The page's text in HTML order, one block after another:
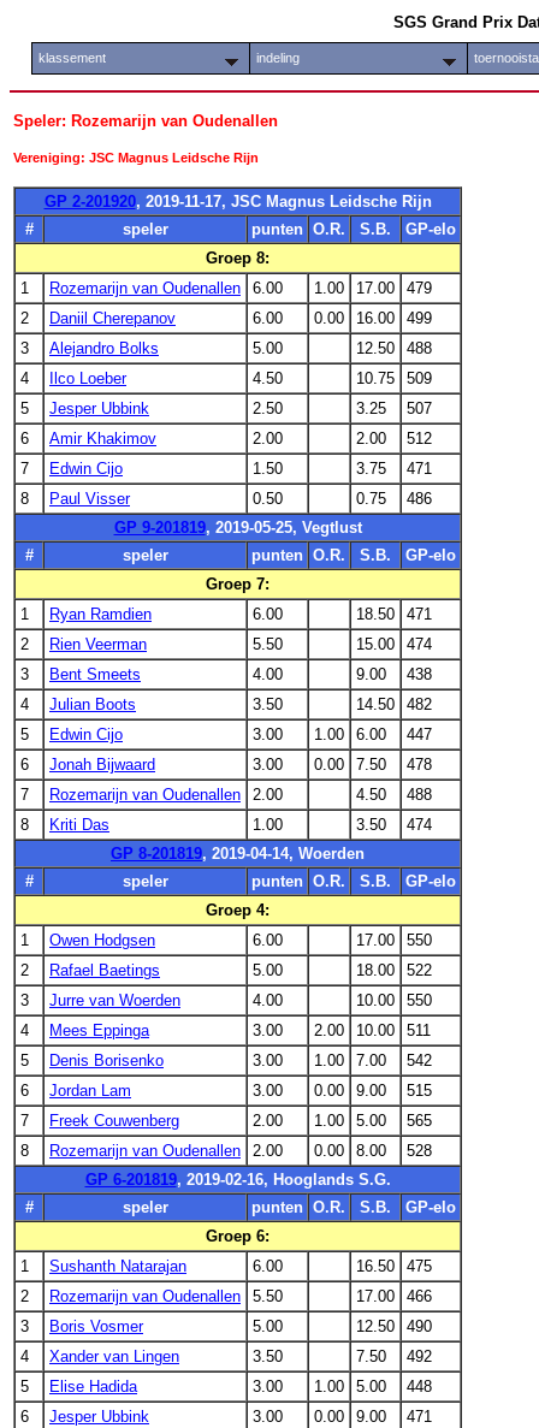
SGS Grand Prix
klassement indeling
Speler: Rozemarijn van Oudenallen
Vereniging: JSC Magnus Leidsche Rijn
GP 2-201920, 2019-11-17, JSC Magnus Leidsche Rijn
#
speler punten O.R. S.B.
GP-elo
Groep 8:
1
Rozemarijn van Oudenallen 6.00 1.00 17.00
479
2
Daniil Cherepanov 6.00 0.00 16.00
499
3
Alejandro Bolks 5.00 12.50
488
4
Ilco Loeber 4.50 10.75
509
5
Jesper Ubbink 2.50 3.25
507
6
Amir Khakimov 2.00 2.00
512
7
Edwin Cijo 1.50 3.75
471
8
Paul Visser 0.50 0.75
486
GP 9-201819, 2019-05-25, Vegtlust
#
speler punten O.R. S.B.
GP-elo
Groep 7:
1
Ryan Ramdien 6.00 18.50
471
2
Rien Veerman 5.50 15.00
474
3
Bent Smeets 4.00 9.00
438
4
Julian Boots 3.50 14.50
482
5
Edwin Cijo 3.00 1.00 6.00
447
6
Jonah Bijwaard 3.00 0.00 7.50
478
7
Rozemarijn van Oudenallen 2.00 4.50
488
8
Kriti Das 1.00 3.50
474
GP 8-201819, 2019-04-14, Woerden
#
speler punten O.R. S.B.
GP-elo
Groep 4:
1
Owen Hodgsen 6.00 17.00
550
2
Rafael Baetings 5.00 18.00
522
3
Jurre van Woerden 4.00 10.00
550
4
Mees Eppinga 3.00 2.00 10.00
511
5
Denis Borisenko 3.00 1.00 7.00
542
6
Jordan Lam 3.00 0.00 9.00
515
7
Freek Couwenberg 2.00 1.00 5.00
565
8
Rozemarijn van Oudenallen 2.00 0.00 8.00
528
GP 6-201819, 2019-02-16, Hooglands S.G.
#
speler punten O.R. S.B.
GP-elo
Groep 6:
1
Sushanth Natarajan 6.00 16.50
475
2
Rozemarijn van Oudenallen 5.50 17.00
466
3
Boris Vosmer 5.00 12.50
490
4
Xander van Lingen 3.50 7.50
492
5
Elise Hadida 3.00 1.00 5.00
448
6
Jesper Ubbink 3.00 0.00 9.00
471